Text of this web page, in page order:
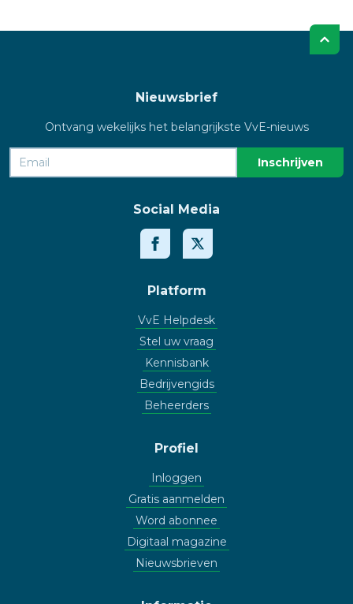
Nieuwsbrief
Ontvang wekelijks het belangrijkste VvE-nieuws
Social Media
Platform
VvE Helpdesk
Stel uw vraag
Kennisbank
Bedrijvengids
Beheerders
Profiel
Inloggen
Gratis aanmelden
Word abonnee
Digitaal magazine
Nieuwsbrieven